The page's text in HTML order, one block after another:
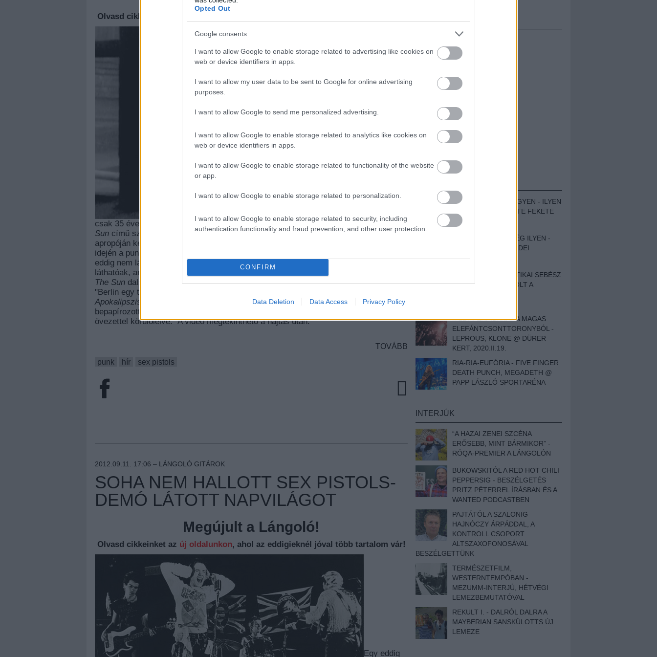
Opted Out
Google consents
I want to allow Google to enable storage related to advertising like cookies on
web or device identifiers in apps.
I want to allow my user data to be sent to Google for online advertising
purposes.
I want to allow Google to send me personalized advertising.
I want to allow Google to enable storage related to analytics like cookies on
web or device identifiers in apps.
I want to allow Google to enable storage related to functionality of the website
or app.
I want to allow Google to enable storage related to personalization.
I want to allow Google to enable storage related to security, including
authentication functionality and fraud prevention, and other user protection.
CONFIRM
Data Deletion Data Access Privacy Policy
Olvasd cikkeinket az
csak 35 évet kellett várni, hogy saját videót kapjon aSex Pistols Holidays In The
Sun című száma, amely a Never Mind The Bollocks jubileumi újrakiadásának
apropóján készült. A videó Julien Temple dokumentumfilmes munkája, aki annak
idején a punkzenekarról készített felvételeivel alapozta meg karrierjét. A klipben
eddig nem látott koncertrészletek és az együttes '77-es berlini túrájának felvételei
láthatóak, amikor is kirúgta őket az A&M Records, és ez inspirálta őket a
The Sun dalszövegének megírásakor. Így jellemezte Johnny Rotten az akkori Berlint:
"Berlin egy teljesen más város volt abban az időben. Arra a jelenetre hasonlított az
Apokalipszis most
című filmből, amikor felhajóznak a folyón, és látják a bulizó,
bepapírozott katonákat a parton... Ez volt akkor Berlin, egy kaotikus háborús
övezettel körülölelve." A videó megtekinthető a hajtás után.
TOVÁBB
punk
hír sex pistols
2012.09.11. 17:06 – LÁNGOLÓ GITÁROK
SOHA NEM HALLOTT SEX PISTOLS-
DEMÓ LÁTOTT NAPVILÁGOT
Megújult a Lángoló!
Olvasd cikkeinket az új oldalunkon, ahol az eddigieknél jóval több tartalom vár!
Egy eddig
HIRDETÉS
ZENÉS TÁBOR A HEGYEN - ILYEN
VOLT A VÍRUS SZÜLTE FEKETE
ZAJ FESZTIVÁL
SOHA NEM VOLT MÉG ILYEN -
BESZÁMOLÓNK AZ IDEI
SZIGETRŐL
EGY HALLÁSPLASZTIKAI SEBÉSZ
NAPLÓJA - ILYEN VOLT A
MÉLY FÉRFIBÁNAT A MAGAS
ELEFÁNTCSONTTORONYBÓL -
LEPROUS, KLONE @ DÜRER
KERT, 2020.II.19.
RIA-RIA-EUFÓRIA - FIVE FINGER
DEATH PUNCH, MEGADETH @
PAPP LÁSZLÓ SPORTARÉNA
INTERJÚK
“A HAZAI ZENEI SZCÉNA
ERŐSEBB, MINT BÁRMIKOR” -
RÓQA-PREMIER A LÁNGOLÓN
BUKOWSKITÓL A RED HOT CHILI
PEPPERSIG - BESZÉLGETÉS
PRITZ PÉTERREL ÍRÁSBAN ÉS A
WANTED PODCASTBEN
PAJTÁTÓL A SZALONIG –
HAJNÓCZY ÁRPÁDDAL, A
KONTROLL CSOPORT
ALTSZAXOFONOSÁVAL
BESZÉLGETTÜNK
TERMÉSZETFILM,
WESTERNTEMPÓBAN -
MEZUMM-INTERJÚ, HÉTVÉGI
LEMEZBEMUTATÓVAL
REKULT I. - DALRÓL DALRA A
MAYBERIAN SANSKÜLOTTS ÚJ
LEMEZE